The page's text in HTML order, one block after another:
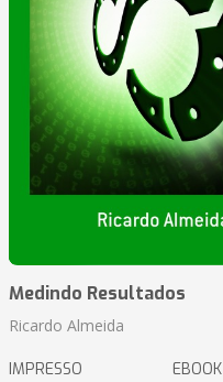
Medindo Resultados
Ricardo Almeida
IMPRESSO EBOOK